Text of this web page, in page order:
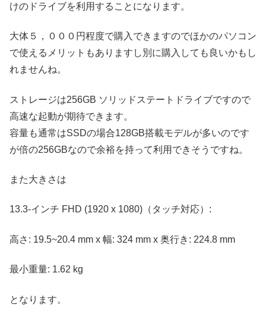
けのドライブを利用することになります。
大体５，０００円程度で購入できますのでほかのパソコン
で使えるメリットもありますし別に購入しても良いかもし
れませんね。
ストレージは256GB ソリッドステートドライブですので
高速な起動が期待できます。
容量も通常はSSDの場合128GB搭載モデルが多いのです
が倍の256GBなので余裕を持って利用できそうですね。
また大きさは
13.3-インチ FHD (1920 x 1080)（タッチ対応）:
高さ: 19.5~20.4 mm x 幅: 324 mm x 奥行き: 224.8 mm
最小重量: 1.62 kg
となります。